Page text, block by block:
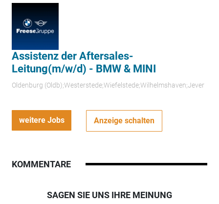
Assistenz der Aftersales-
Leitung(m/w/d) - BMW & MINI
Oldenburg (Oldb);Westerstede;Wiefelstede;Wilhelmshaven;Jever
weitere Jobs Anzeige schalten
KOMMENTARE
SAGEN SIE UNS IHRE MEINUNG